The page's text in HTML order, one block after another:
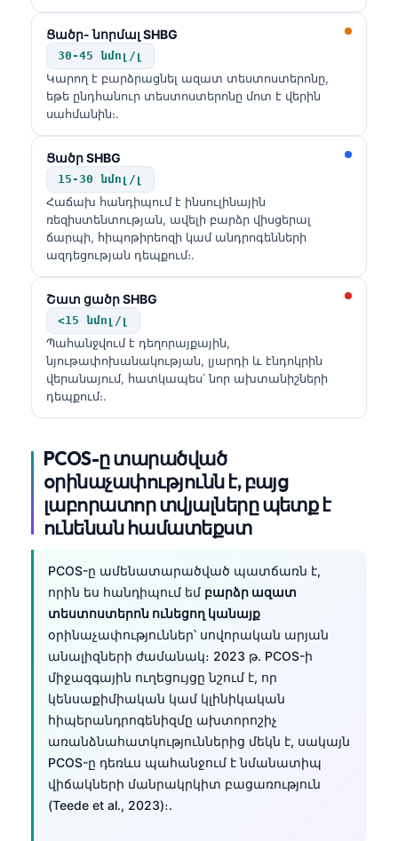
Ցածր- նորմալ SHBG
30-45 նմոլ/լ
Կարող է բարձրացնել ազատ տեստոստերոնը,
եթե ընդհանուր տեստոստերոնը մոտ է վերին
սահմանին։.
Ցածր SHBG
15-30 նմոլ/լ
Հաճախ հանդիպում է ինսուլինային
ռեզիստենտության, ավելի բարձր վիսցերալ
ճարպի, հիպոթիրեոզի կամ անդրոգենների
ազդեցության դեպքում։.
Շատ ցածր SHBG
<15 նմոլ/լ
Պահանջվում է դեղորայքային,
նյութափոխանակության, լյարդի և էնդոկրին
վերանայում, հատկապես՝ նոր ախտանիշների
դեպքում։.
PCOS-ը տարածված
օրինաչափությունն է, բայց
լաբորատոր տվյալները պետք է
ունենան համատեքստ
PCOS-ը ամենատարածված պատճառն է,
որին ես հանդիպում եմ բարձր ազատ
տեստոստերոն ունեցող կանայք
օրինաչափություններ՝ սովորական արյան
անալիզների ժամանակ։ 2023 թ. PCOS-ի
միջազգային ուղեցույցը նշում է, որ
կենսաքիմիական կամ կլինիկական
հիպերանդրոգենիզմը ախտորոշիչ
առանձնահատկություններից մեկն է, սակայն
PCOS-ը դեռևս պահանջում է նմանատիպ
վիճակների մանրակրկիտ բացառություն
(Teede et al., 2023)։.